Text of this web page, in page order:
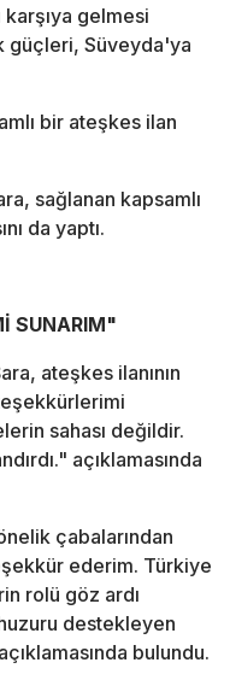
gelmesi
güçleri, Süveyda'ya
bir ateşkes ilan
sağlanan kapsamlı
da yaptı.
SUNARIM"
ateşkes ilanının
sahası değildir.
açıklamasında
çabalarından
ederim. Türkiye
rolü göz ardı
destekleyen
bulundu.